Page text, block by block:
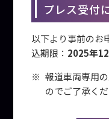
プレス受付
以下より事前のお
込期限： 2025年
報道車両専用
のでご了承くだ